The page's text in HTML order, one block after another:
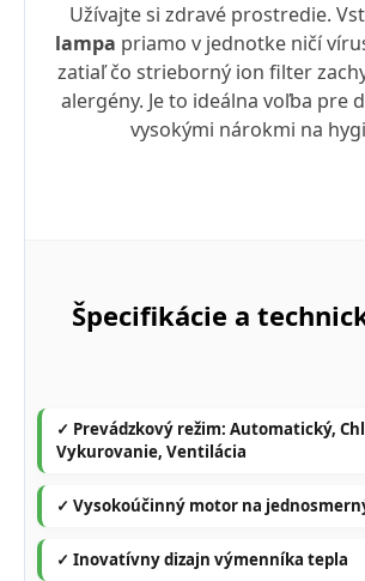
Užívajte si zdravé prostredie.
lampa priamo v jednotke ničí
zatiaľ čo strieborný ion filter
alergény. Je to ideálna voľba pre
vysokými nárokmi na
Špecifikácie a
✓ Prevádzkový režim: Automatický,
Vykurovanie, Ventilácia
✓ Vysokoúčinný motor na
✓ Inovatívny dizajn výmenníka tepla